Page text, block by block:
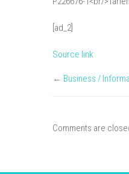
[ad_2]
Source link
← Business /
Comments are